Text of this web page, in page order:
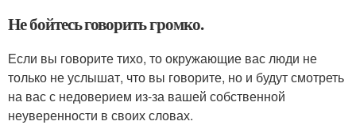
Не бойтесь говорить громко.
Если вы говорите тихо, то окружающие вас люди не
только не услышат, что вы говорите, но и будут смотреть
на вас с недоверием из-за вашей собственной
неуверенности в своих словах.